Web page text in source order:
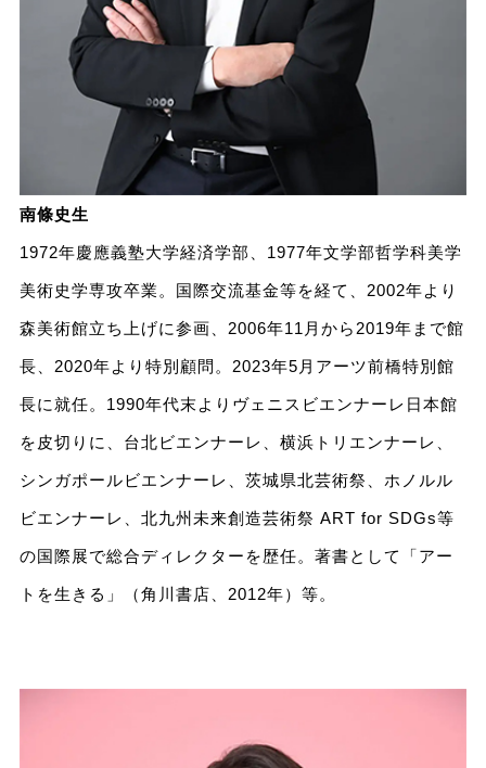
南條史生
1972年慶應義塾大学経済学部、1977年文学部哲学科美学
美術史学専攻卒業。国際交流基金等を経て、2002年より
森美術館立ち上げに参画、2006年11月から2019年まで館
長、2020年より特別顧問。2023年5月アーツ前橋特別館
長に就任。1990年代末よりヴェニスビエンナーレ日本館
を皮切りに、台北ビエンナーレ、横浜トリエンナーレ、
シンガポールビエンナーレ、茨城県北芸術祭、ホノルル
ビエンナーレ、北九州未来創造芸術祭 ART for SDGs等
の国際展で総合ディレクターを歴任。著書として「アー
トを生きる」（角川書店、2012年）等。